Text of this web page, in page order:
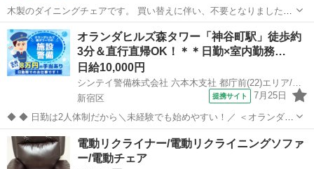
木製のダイニングチェアです。 買い替えに伴い、不要となりましたの
で出品いたします。無料でお譲りします。 【状態】 5年ほど使用しま
した。 通常使用に伴う多少の傷や使用感はありますが、ガタつきなど
はなく、まだまだ問題なくお使...
東京 新宿区 早稲田駅 椅子
オランダヒルズ森タワー「神谷町駅」徒歩約
3分＆直行直帰OK！＊＊日勤×室内勤務…
日給10,000円
シンテイ警備株式会社 六本木支社 都庁前(22)エリア/A3203200117
新宿区
提携サイト 7月25日
◆ ◆ 日勤は2人体制だから＼未経験でも始めやすい！／ ＜オランダヒ
ルズ森タワーで施設警備をお任せ＞ 日勤のみ＆週3日～OKの自由シフ
ト制 プライベートとの両立もバッチリ！ アクセス抜群で通勤も楽チン
です♪ ＼未経験ス...
東京 新宿区 警備員
電動リクライナー/電動リクライニングソファ
ー/電動チェア